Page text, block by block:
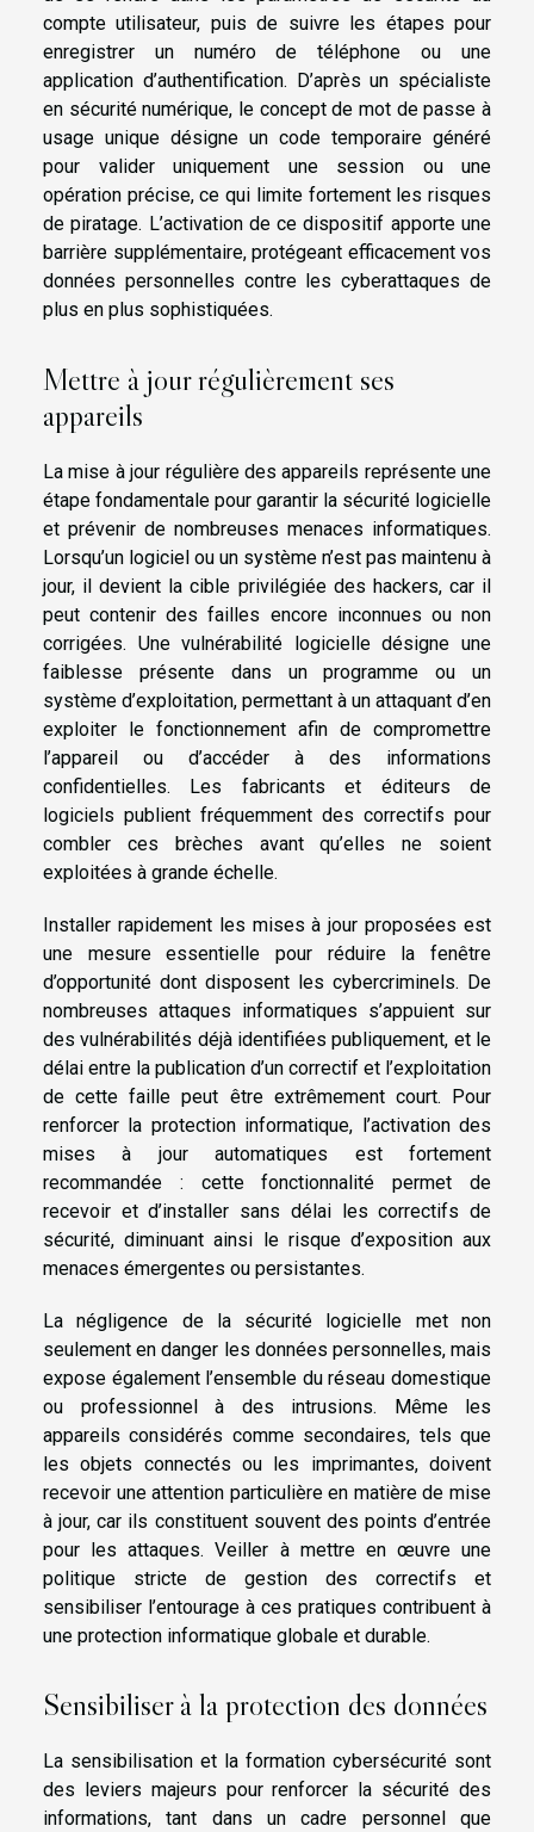
compte utilisateur, puis de suivre les étapes pour
enregistrer un numéro de téléphone ou une
application d’authentification. D’après un spécialiste
en sécurité numérique, le concept de mot de passe à
usage unique désigne un code temporaire généré
pour valider uniquement une session ou une
opération précise, ce qui limite fortement les risques
de piratage. L’activation de ce dispositif apporte une
barrière supplémentaire, protégeant efficacement vos
données personnelles contre les cyberattaques de
plus en plus sophistiquées.
Mettre à jour régulièrement ses
appareils
La mise à jour régulière des appareils représente une
étape fondamentale pour garantir la sécurité logicielle
et prévenir de nombreuses menaces informatiques.
Lorsqu’un logiciel ou un système n’est pas maintenu à
jour, il devient la cible privilégiée des hackers, car il
peut contenir des failles encore inconnues ou non
corrigées. Une vulnérabilité logicielle désigne une
faiblesse présente dans un programme ou un
système d’exploitation, permettant à un attaquant d’en
exploiter le fonctionnement afin de compromettre
l’appareil ou d’accéder à des informations
confidentielles. Les fabricants et éditeurs de
logiciels publient fréquemment des correctifs pour
combler ces brèches avant qu’elles ne soient
exploitées à grande échelle.
Installer rapidement les mises à jour proposées est
une mesure essentielle pour réduire la fenêtre
d’opportunité dont disposent les cybercriminels. De
nombreuses attaques informatiques s’appuient sur
des vulnérabilités déjà identifiées publiquement, et le
délai entre la publication d’un correctif et l’exploitation
de cette faille peut être extrêmement court. Pour
renforcer la protection informatique, l’activation des
mises à jour automatiques est fortement
recommandée : cette fonctionnalité permet de
recevoir et d’installer sans délai les correctifs de
sécurité, diminuant ainsi le risque d’exposition aux
menaces émergentes ou persistantes.
La négligence de la sécurité logicielle met non
seulement en danger les données personnelles, mais
expose également l’ensemble du réseau domestique
ou professionnel à des intrusions. Même les
appareils considérés comme secondaires, tels que
les objets connectés ou les imprimantes, doivent
recevoir une attention particulière en matière de mise
à jour, car ils constituent souvent des points d’entrée
pour les attaques. Veiller à mettre en œuvre une
politique stricte de gestion des correctifs et
sensibiliser l’entourage à ces pratiques contribuent à
une protection informatique globale et durable.
Sensibiliser à la protection des données
La sensibilisation et la formation cybersécurité sont
des leviers majeurs pour renforcer la sécurité des
informations, tant dans un cadre personnel que